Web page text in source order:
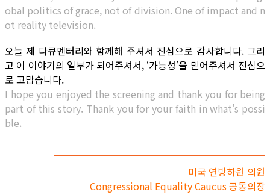
obal politics of grace, not of division. One of impact and n
ot reality television.
오늘 제 다큐멘터리와 함께해 주셔서 진심으로 감사합니다. 그리
고 이 이야기의 일부가 되어주셔서, ‘가능성’을 믿어주셔서 진심으
로 고맙습니다.
I hope you enjoyed the screening and thank you for being
part of this story. Thank you for your faith in what's possi
ble.
미국 연방하원 의원
Congressional Equality Caucus 공동의장